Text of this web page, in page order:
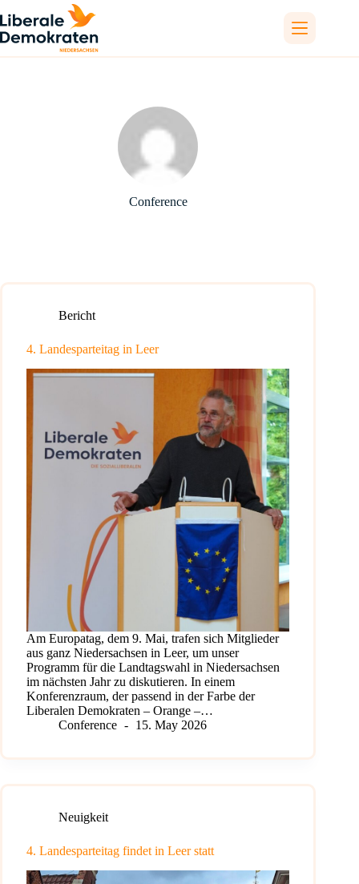
to
content
Conference
Bericht
4. Landesparteitag in Leer
Am Europatag, dem 9. Mai, trafen sich Mitglieder
aus ganz Niedersachsen in Leer, um unser
Programm für die Landtagswahl in Niedersachsen
im nächsten Jahr zu diskutieren. In einem
Konferenzraum, der passend in der Farbe der
Liberalen Demokraten – Orange –…
Conference
15. May 2026
Neuigkeit
4. Landesparteitag findet in Leer statt